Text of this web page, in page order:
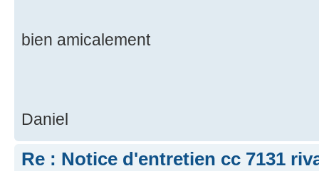
bien amicalement
Daniel
Re : Notice d'entretien cc 7131